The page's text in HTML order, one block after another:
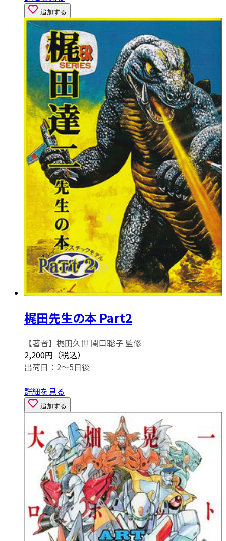
追加する
梶田先生の本 Part2
【著者】梶田久世 関口聡子 監修
2,200円（税込）
出荷日：2～5日後
詳細を見る
追加する